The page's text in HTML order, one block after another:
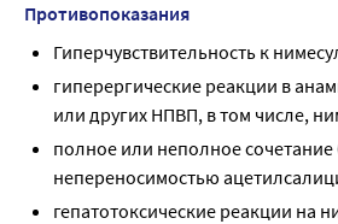
Противопоказания
Гиперчувствительность к
гиперергические реакции в
или других НПВП, в том числе,
полное или неполное
непереносимостью
гепатотоксические реакции на